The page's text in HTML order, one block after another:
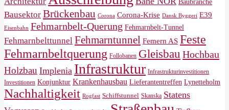
Bausektor Brückenbau Corona Corona-Krise Dansk Byggeri E39
Eisenbahn Fehmarnbelt-Querung Fehmarnbelt-Tunnel
Fehmarnbelttunnel Fehmarntunnel Femern AS Feste
Fehmarnbeltquerung Follobanen Gleisbau Hochbau
Holzbau Implenia Infrastruktur Infrastrukturinvestitionen
Investitionen Konjunktur Krankenhausbau Lieferantentreffen Lynetteholm
Nachhaltigkeit Rogfast Schiffstunnel Skanska Statens